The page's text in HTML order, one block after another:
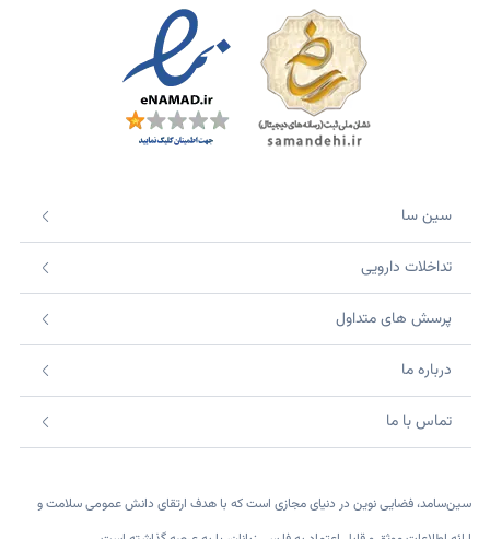
سین سا
تداخلات دارویی
پرسش های متداول
درباره ما
تماس با ما
سین‌سامد، فضایی نوین در دنیای مجازی است که با هدف ارتقای دانش عمومی سلامت و